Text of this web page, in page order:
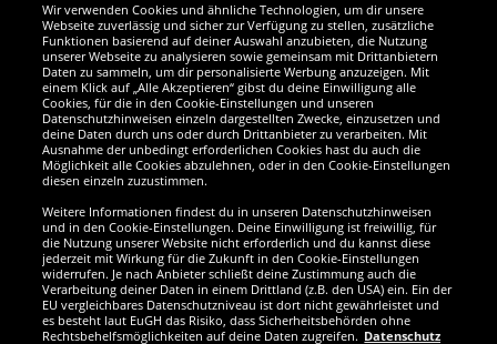
Wir sind ausgezeichnet
Werde SportSpar-Fan!
Wir verwenden Cookies und ähnliche Technologien, um dir unsere
Webseite zuverlässig und sicher zur Verfügung zu stellen, zusätzliche
Funktionen basierend auf deiner Auswahl anzubieten, die Nutzung
unserer Webseite zu analysieren sowie gemeinsam mit Drittanbietern
Daten zu sammeln, um dir personalisierte Werbung anzuzeigen. Mit
einem Klick auf „Alle Akzeptieren“ gibst du deine Einwilligung alle
Cookies, für die in den Cookie-Einstellungen und unseren
Datenschutzhinweisen einzeln dargestellten Zwecke, einzusetzen und
deine Daten durch uns oder durch Drittanbieter zu verarbeiten. Mit
Ausnahme der unbedingt erforderlichen Cookies hast du auch die
Möglichkeit alle Cookies abzulehnen, oder in den Cookie-Einstellungen
diesen einzeln zuzustimmen.
Weitere Informationen findest du in unseren Datenschutzhinweisen
und in den Cookie-Einstellungen. Deine Einwilligung ist freiwillig, für
die Nutzung unserer Website nicht erforderlich und du kannst diese
jederzeit mit Wirkung für die Zukunft in den Cookie-Einstellungen
widerrufen. Je nach Anbieter schließt deine Zustimmung auch die
Verarbeitung deiner Daten in einem Drittland (z.B. den USA) ein. Ein der
EU vergleichbares Datenschutzniveau ist dort nicht gewährleistet und
es besteht laut EuGH das Risiko, dass Sicherheitsbehörden ohne
Rechtsbehelfsmöglichkeiten auf deine Daten zugreifen. Datenschutz